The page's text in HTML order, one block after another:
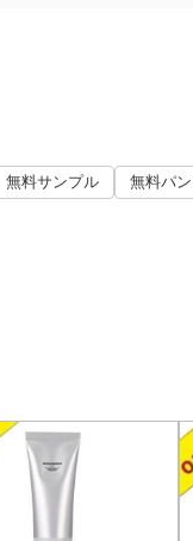
無料サンプル 無料パ